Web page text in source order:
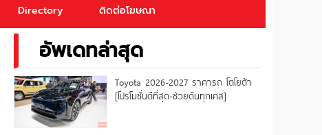
Directory ติดต่อโฆษณา
อัพเดทล่าสุด
Toyota 2026-2027 ราคารถ โตโยต้า
[โปรโมชั่นดีที่สุด-ช่วยดันทุกเคส]